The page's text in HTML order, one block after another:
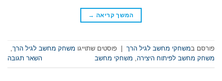
המשך קריאה →
פורסם במשחקי מחשב לגיל הרך פוסטים שתוייגו משחק מחשב לגיל הרך,
משחק מחשב לפיתוח היצירה, משחקי מחשב השאר תגובה